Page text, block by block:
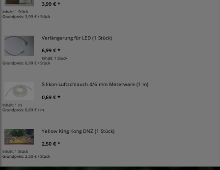
3,99 € *
Inhalt: 1 Stück
Grundpreis:3,99 € / Stück
Verlängerung für LED (1 Stück)
6,99 € *
Inhalt: 1 Stück
Grundpreis:6,99 € / Stück
Silikon-Luftschlauch 4/6 mm Meterware (1 m)
0,69 € *
Inhalt: 1 m
Grundpreis:0,69 € / m
Yellow King Kong DNZ (1 Stück)
2,50 € *
Inhalt: 1 Stück
Grundpreis: 2,50 € / Stück